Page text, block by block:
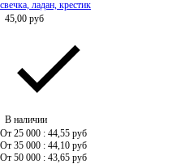
свечка, ладан, крестик
45,00 руб
В наличии
От 25 000 : 44,55 руб
От 35 000 : 44,10 руб
От 50 000 : 43,65 руб